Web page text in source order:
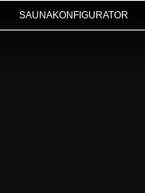
SAUNAKONFIGURATOR